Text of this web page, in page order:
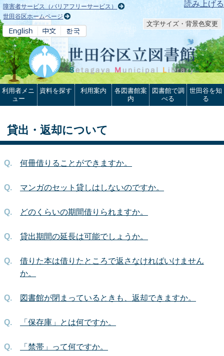
本文へ 読み上げる
障害者サービス（バリアフリーサービス）
世田谷区ホームページ
文字サイズ・背景色変更
利用者メニ
ュー
資料を探す 利用案内
各図書館案
内
図書館で調
べる
世田谷を知
る
貸出・返却について
何冊借りることができますか。
マンガのセット貸しはしないのですか。
どのくらいの期間借りられますか。
貸出期間の延長は可能でしょうか。
借りた本は借りたところで返さなければいけません
か。
図書館が閉まっているときも、返却できますか。
「保存庫」とは何ですか。
「禁帯」って何ですか。